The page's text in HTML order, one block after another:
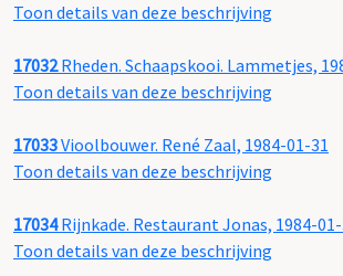
Toon details van deze beschrijving
17032Rheden. Schaapskooi. Lammetjes,
Toon details van deze beschrijving
17033Vioolbouwer. René Zaal, 1984-01-31
Toon details van deze beschrijving
17034Rijnkade. Restaurant Jonas, 1984-
Toon details van deze beschrijving